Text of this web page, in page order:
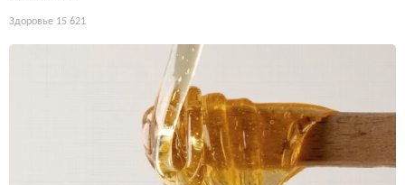
Здоровье 15 621